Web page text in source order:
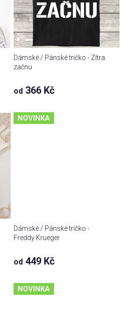
Dámské / Pánské tričko - Zítra
začnu
od 366 Kč
NOVINKA
Dámské / Pánské tričko -
Freddy Krueger
od 449 Kč
NOVINKA